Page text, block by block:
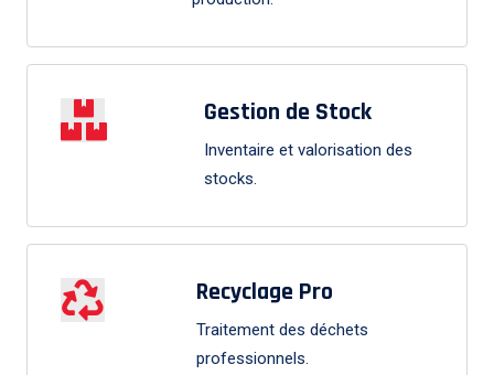
Gestion de Stock
Inventaire et valorisation des
stocks.
Recyclage Pro
Traitement des déchets
professionnels.